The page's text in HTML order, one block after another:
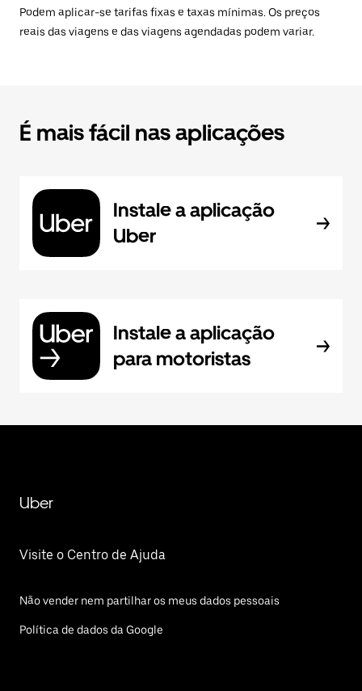
Podem aplicar-se tarifas fixas e taxas mínimas. Os preços
reais das viagens e das viagens agendadas podem variar.
É mais fácil nas aplicações
Instale a aplicação
Uber
Instale a aplicação
para motoristas
Uber
Visite o Centro de Ajuda
Não vender nem partilhar os meus dados pessoais
Política de dados da Google